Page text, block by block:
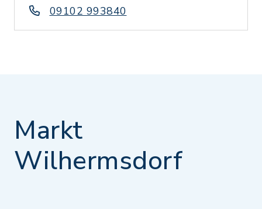
09102 993840
Markt
Wilhermsdorf